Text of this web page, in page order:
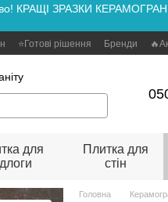
КРАЩІ ЗРАЗКИ
⭐Готові рішення Бренди
для
Плитка для
стін
Головна